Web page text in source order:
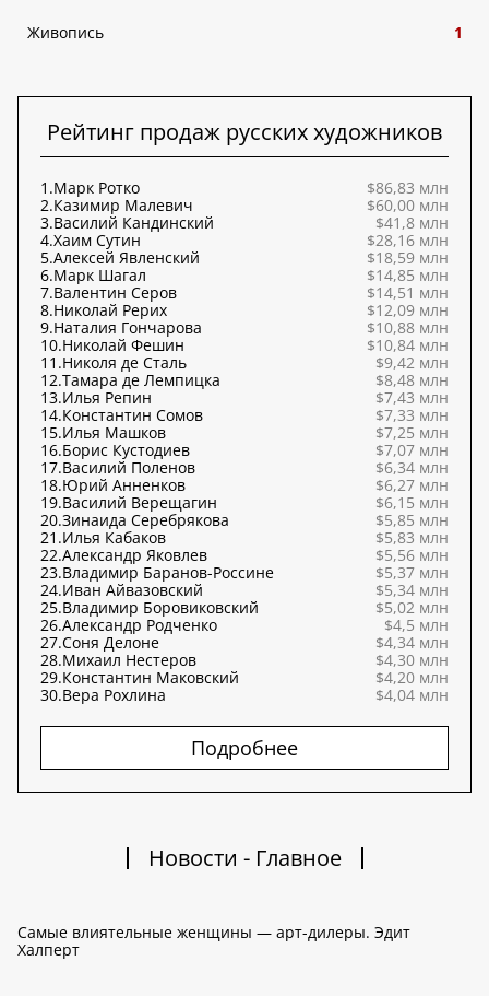
Живопись 1
Рейтинг продаж русских художников
1.Марк Ротко
$86,83 млн
2.Казимир Малевич
$60,00 млн
3.Василий Кандинский
$41,8 млн
4.Хаим Сутин
$28,16 млн
5.Алексей Явленский
$18,59 млн
6.Марк Шагал
$14,85 млн
7.Валентин Серов
$14,51 млн
8.Николай Рерих
$12,09 млн
9.Наталия Гончарова
$10,88 млн
10.Николай Фешин
$10,84 млн
11.Николя де Сталь
$9,42 млн
12.Тамара де Лемпицка
$8,48 млн
13.Илья Репин
$7,43 млн
14.Константин Сомов
$7,33 млн
15.Илья Машков
$7,25 млн
16.Борис Кустодиев
$7,07 млн
17.Василий Поленов
$6,34 млн
18.Юрий Анненков
$6,27 млн
19.Василий Верещагин
$6,15 млн
20.Зинаида Серебрякова
$5,85 млн
21.Илья Кабаков
$5,83 млн
22.Александр Яковлев
$5,56 млн
23.Владимир Баранов-Россине
$5,37 млн
24.Иван Айвазовский
$5,34 млн
25.Владимир Боровиковский
$5,02 млн
26.Александр Родченко
$4,5 млн
27.Соня Делоне
$4,34 млн
28.Михаил Нестеров
$4,30 млн
29.Константин Маковский
$4,20 млн
30.Вера Рохлина $4,04 млн
Подробнее
Новости - Главное
Самые влиятельные женщины — арт-дилеры. Эдит
Халперт